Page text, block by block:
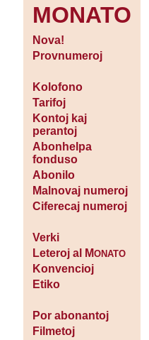
MONATO
Nova!
Provnumeroj
Kolofono
Tarifoj
Kontoj kaj
perantoj
Abonhelpa
fonduso
Abonilo
Malnovaj numeroj
Ciferecaj numeroj
Verki
Leteroj al MONATO
Konvencioj
Etiko
Por abonantoj
Filmetoj